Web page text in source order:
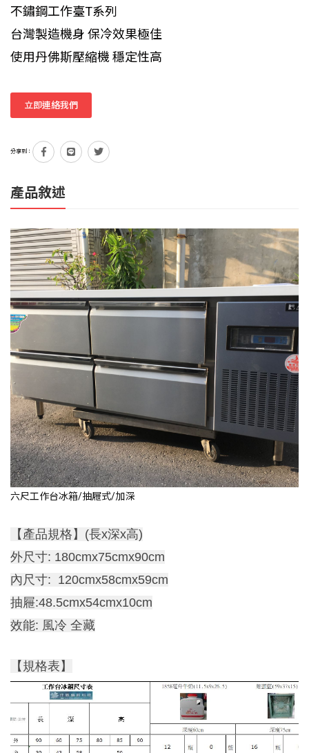
不鏽鋼工作臺T系列
台灣製造機身 保冷效果極佳
使用丹佛斯壓縮機 穩定性高
立即連絡我們
分享到：
產品敘述
六尺工作台冰箱/抽屜式/加深
【產品規格】(長x深x高)
外尺寸: 180cmx75cmx90cm
內尺寸: 120cmx58cmx59cm
抽屜:48.5cmx54cmx10cm
效能: 風冷 全藏
【規格表】